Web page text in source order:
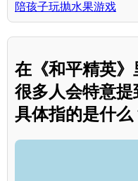
陪孩子玩抛水果游戏
在《和平精英
很多人会特意
具体指的是什么